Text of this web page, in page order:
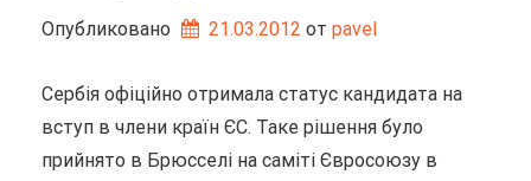
Опубликовано 21.03.2012 от pavel
Сербія офіційно отримала статус кандидата на
вступ в члени країн ЄС. Таке рішення було
прийнято в Брюсселі на саміті Євросоюзу в